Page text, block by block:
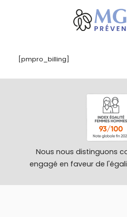
[pmpro_billing]
Nous nous distinguons
engagé en faveur de